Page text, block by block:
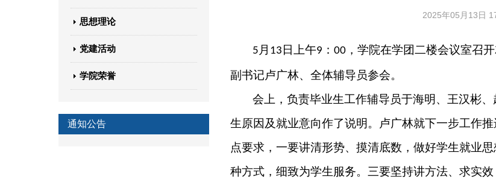
思想理论
党建活动
学院荣誉
通知公告
2025年05月13日
5 月 13 日上午9 ： 00 ，学院在学团二楼会议室召
副书记卢广林、全体辅导员参会。
会上，负责毕业生工作辅导员于海明、王汉彬
生原因及就业意向作了说明。卢广林就下一步工作
点要求，一要讲清形势、摸清底数，做好学生就业
种方式，细致为学生服务。三要坚持讲方法、求实效